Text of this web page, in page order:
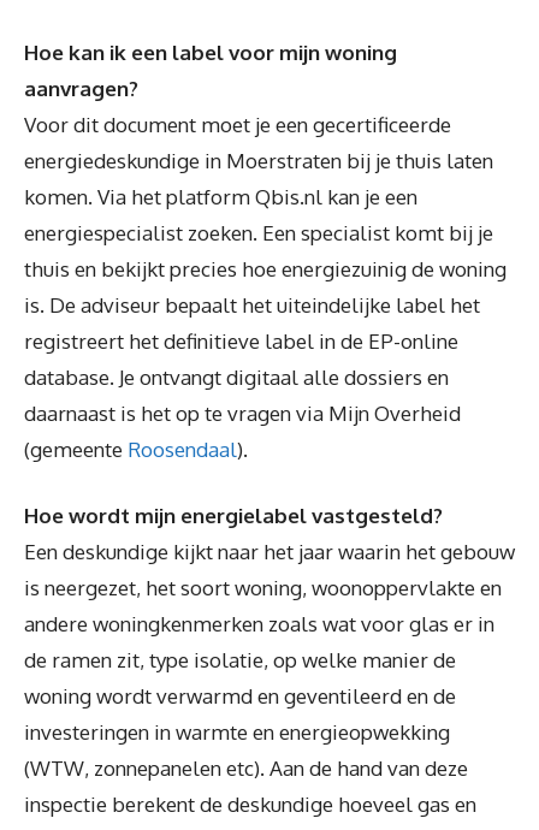
Hoe kan ik een label voor mijn woning
aanvragen?
Voor dit document moet je een gecertificeerde
energiedeskundige in Moerstraten bij je thuis laten
komen. Via het platform Qbis.nl kan je een
energiespecialist zoeken. Een specialist komt bij je
thuis en bekijkt precies hoe energiezuinig de woning
is. De adviseur bepaalt het uiteindelijke label het
registreert het definitieve label in de EP-online
database. Je ontvangt digitaal alle dossiers en
daarnaast is het op te vragen via Mijn Overheid
(gemeente Roosendaal).
Hoe wordt mijn energielabel vastgesteld?
Een deskundige kijkt naar het jaar waarin het gebouw
is neergezet, het soort woning, woonoppervlakte en
andere woningkenmerken zoals wat voor glas er in
de ramen zit, type isolatie, op welke manier de
woning wordt verwarmd en geventileerd en de
investeringen in warmte en energieopwekking
(WTW, zonnepanelen etc). Aan de hand van deze
inspectie berekent de deskundige hoeveel gas en